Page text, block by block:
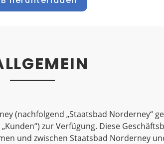
(nachfolgend „Staatsbad Norderney“
zur Verfügung. Diese
und zwischen Staatsbad Norderney